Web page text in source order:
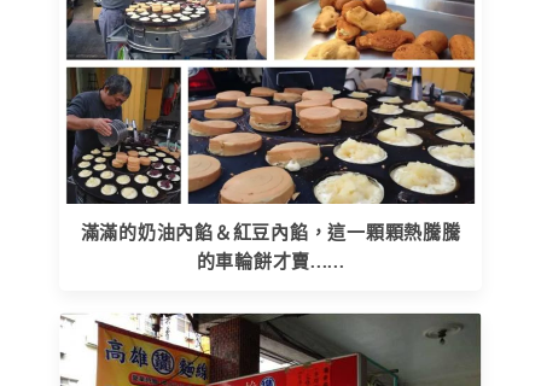
滿滿的奶油內餡＆紅豆內餡，這一顆顆熱騰騰
的車輪餅才賣......